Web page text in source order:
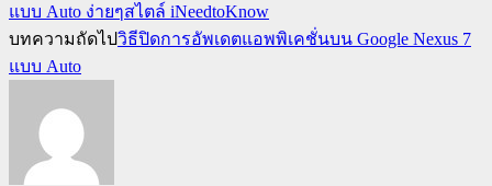
แบบ Auto ง่ายๆสไตล์ iNeedtoKnow
บทความถัดไปวิธีปิดการอัพเดตแอพพิเคชั่นบน Google Nexus 7
แบบ Auto